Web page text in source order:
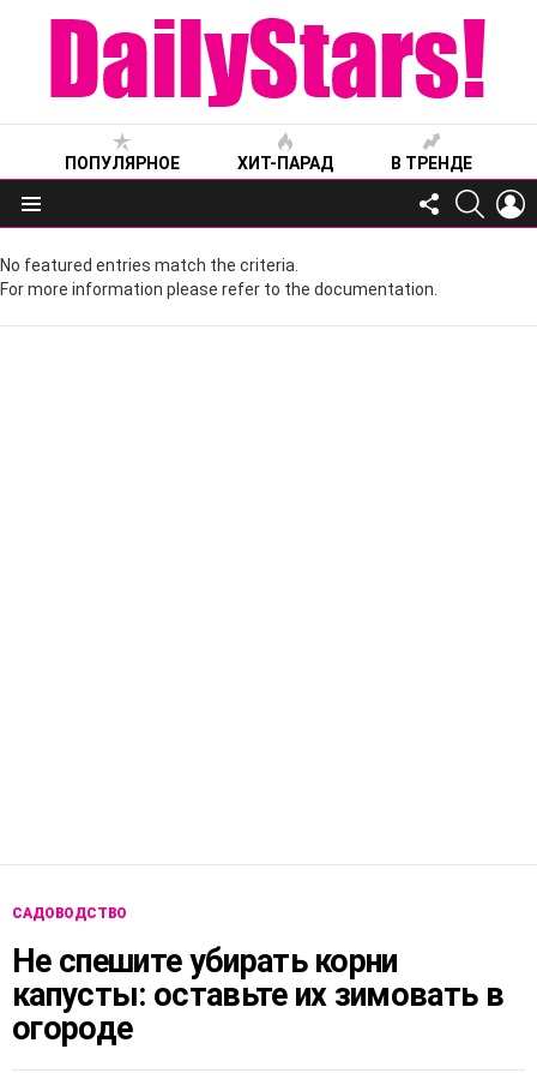
ПОПУЛЯРНОЕ ХИТ-ПАРАД В ТРЕНДЕ
Меню
FOLLOW
US
No featured entries match the criteria.
For more information please refer to the documentation.
САДОВОДСТВО
Не спешите убирать корни
капусты: оставьте их зимовать в
огороде